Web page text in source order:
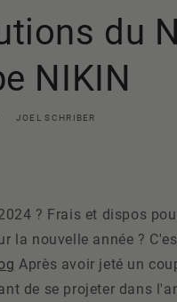
du
NIKIN
JOEL SCHRIBER
? Frais et dispos
la nouvelle année ?
Après avoir jeté un
de se projeter dans